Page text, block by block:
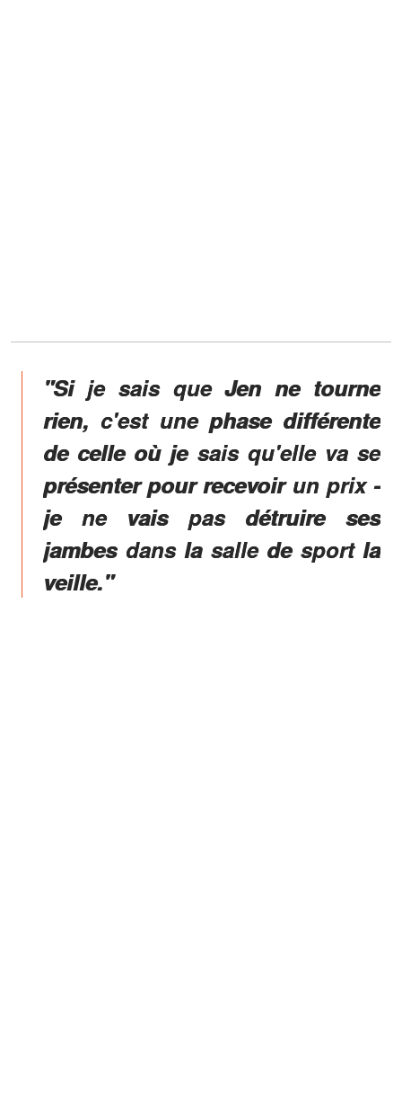
"Si je sais que Jen ne tourne
rien, c'est une phase différente
de celle où je sais qu'elle va se
présenter pour recevoir un prix -
je ne vais pas détruire ses
jambes dans la salle de sport la
veille."